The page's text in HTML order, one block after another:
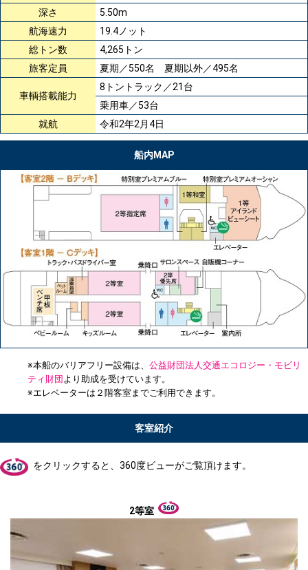
深さ
5.50m
航海速力
19.4ノット
総トン数
4,265トン
旅客定員
夏期／550名 夏期以外／495名
車輌搭載能力
8トントラック／21台
乗用車／53台
就航
令和2年2月4日
船内MAP
※本船のバリアフリー設備は、 公益財団法人交通エコロジー・モビリ
ティ財団 より助成を受けています。
※エレベーターは２階客室までご利用できます。
客室紹介
をクリックすると、360度ビューがご覧頂けます。
2等室